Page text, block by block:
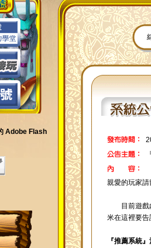
Adobe Flash
親愛的玩家請
目前遊戲內
米在這裡要
『推薦系統